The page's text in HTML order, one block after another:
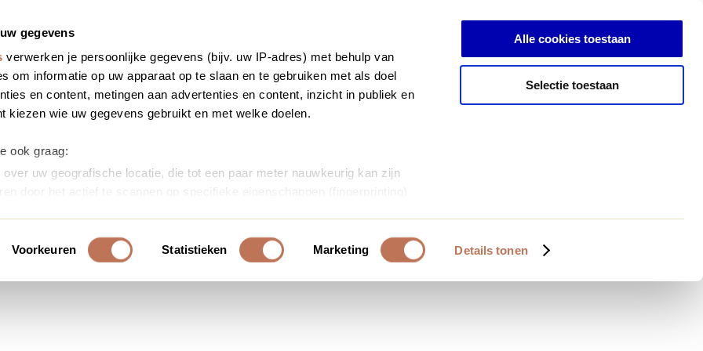
gegevens
verwerken je persoonlijke gegevens (bijv. uw IP-adres) met behulp van
om informatie op uw apparaat op te slaan en te gebruiken met als doel
en content, metingen aan advertenties en content, inzicht in publiek en
kiezen wie uw gegevens gebruikt en met welke doelen.
ook graag:
uw geografische locatie, die tot een paar meter nauwkeurig kan zijn
door het actief te scannen op specifieke eigenschappen (fingerprinting)
Voorkeuren Statistieken Marketing Details tonen
Alle cookies toestaan
Selectie toestaan
Inloggen